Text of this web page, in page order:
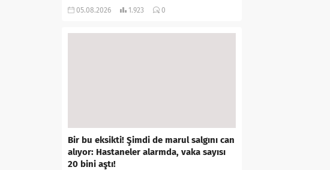
ormanlık alana götürerek zorla kadın
05.08.2026 1.923 0
Bir bu eksikti! Şimdi de marul salgını can
alıyor: Hastaneler alarmda, vaka sayısı
20 bini aştı!